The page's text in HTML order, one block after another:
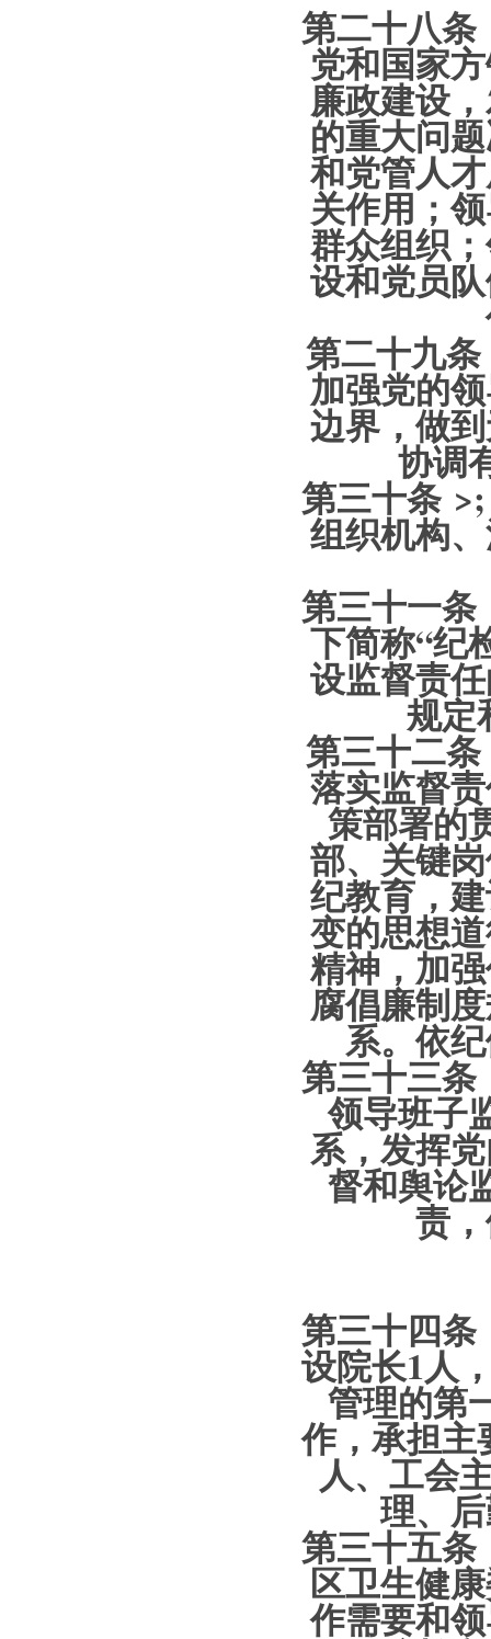
第二十八
党和国家
廉政建设
的重大问
和党管人
关作用；
群众组织
设和党员
第二十九条
加强党的
边界，做
协调
第三十条
组织机构
第三十一
下简称“纪
设监督责
规定
第三十二条
落实监督
策部署的
部、关键
纪教育，
变的思想
精神，加
腐倡廉制
系。依
第三十三
领导班子
系，发挥
督和舆论
责
第三十四
设院长1人
管理的第
作，承担主
人、工会
理、
第三十五
区卫生健
作需要和